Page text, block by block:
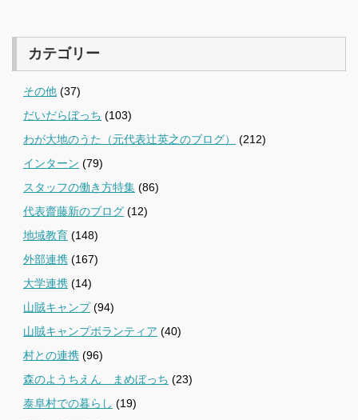
カテゴリー
その他 (37)
だいだらぼっち (103)
わが大地のうた（元代表辻英之のブログ）
(212)
インターン (79)
スタッフの働き方特集 (86)
代表齋藤新のブログ (12)
地域教育 (148)
外部連携 (167)
大学連携 (14)
山賊キャンプ(94)
山賊キャンプボランティア (40)
村との連携 (96)
森のようちえん まめぼっち (23)
泰阜村での暮らし (19)